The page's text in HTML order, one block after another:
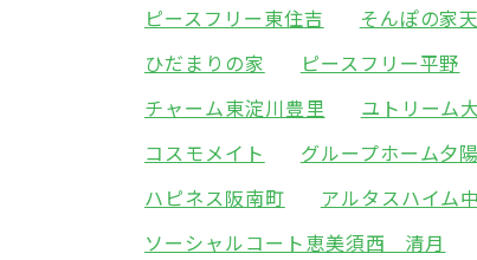
ピースフリー東住吉
そんぽの家
ひだまりの家
ピースフリー平野
チャーム東淀川豊里
ユトリーム
コスモメイト
グループホーム夕
ハピネス阪南町
アルタスハイム
ソーシャルコート恵美須西 清月